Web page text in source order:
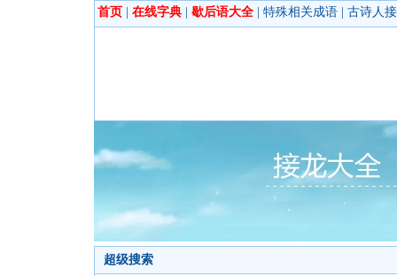
首页 在线字典 歇后语大全 特殊相关成语 古诗人
超级搜索